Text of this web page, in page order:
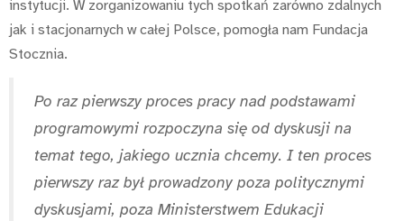
instytucji. W zorganizowaniu tych spotkań zarówno zdalnych
jak i stacjonarnych w całej Polsce, pomogła nam Fundacja
Stocznia.
Po raz pierwszy proces pracy nad podstawami
programowymi rozpoczyna się od dyskusji na
temat tego, jakiego ucznia chcemy. I ten proces
pierwszy raz był prowadzony poza politycznymi
dyskusjami, poza Ministerstwem Edukacji